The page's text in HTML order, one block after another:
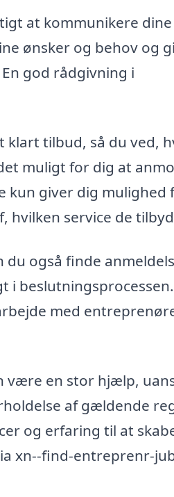
at kommunikere dine
ønsker og behov og
god rådgivning i
tilbud, så du ved,
muligt for dig at
kun giver dig mulighed
hvilken service de
også finde
i
med
være en stor hjælp,
af gældende
og erfaring til at
xn--find-entreprenr-